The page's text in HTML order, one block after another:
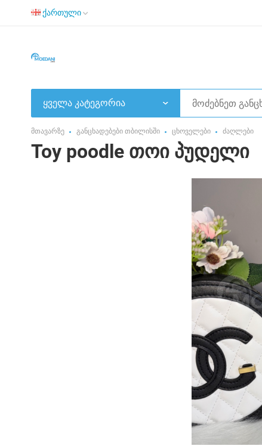
ქართული
ყველა კატეგორია
მთავარზე განცხადებები თბილისში ცხოველები ძაღლები
Toy poodle თოი პუდელი